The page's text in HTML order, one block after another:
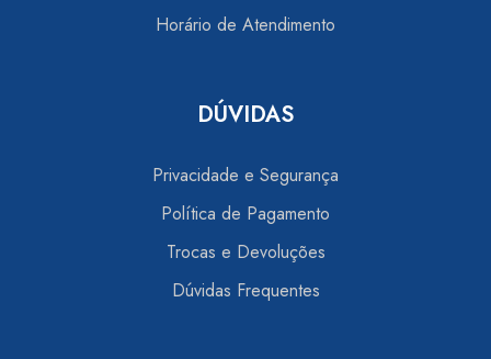
Horário de Atendimento
DÚVIDAS
Privacidade e Segurança
Política de Pagamento
Trocas e Devoluções
Dúvidas Frequentes